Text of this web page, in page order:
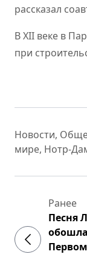
рассказал
В XII веке в
при
Новости,
мире, Нотр-
Ранее
Песня